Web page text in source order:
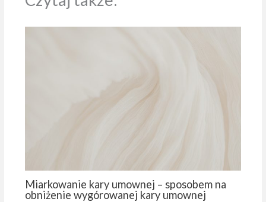
Miarkowanie kary umownej – sposobem na
obniżenie wygórowanej kary umownej